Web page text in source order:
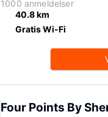
1000 anmeldelser
40.8 km
Gratis Wi-Fi
Four Points By